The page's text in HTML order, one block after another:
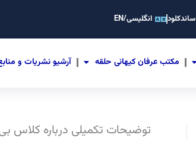
ساندکلود انگلیسی/EN
مکتب عرفان کیهانی حلقه آرشیو نشریات و
توضیحات تکمیلی درباره کلاس